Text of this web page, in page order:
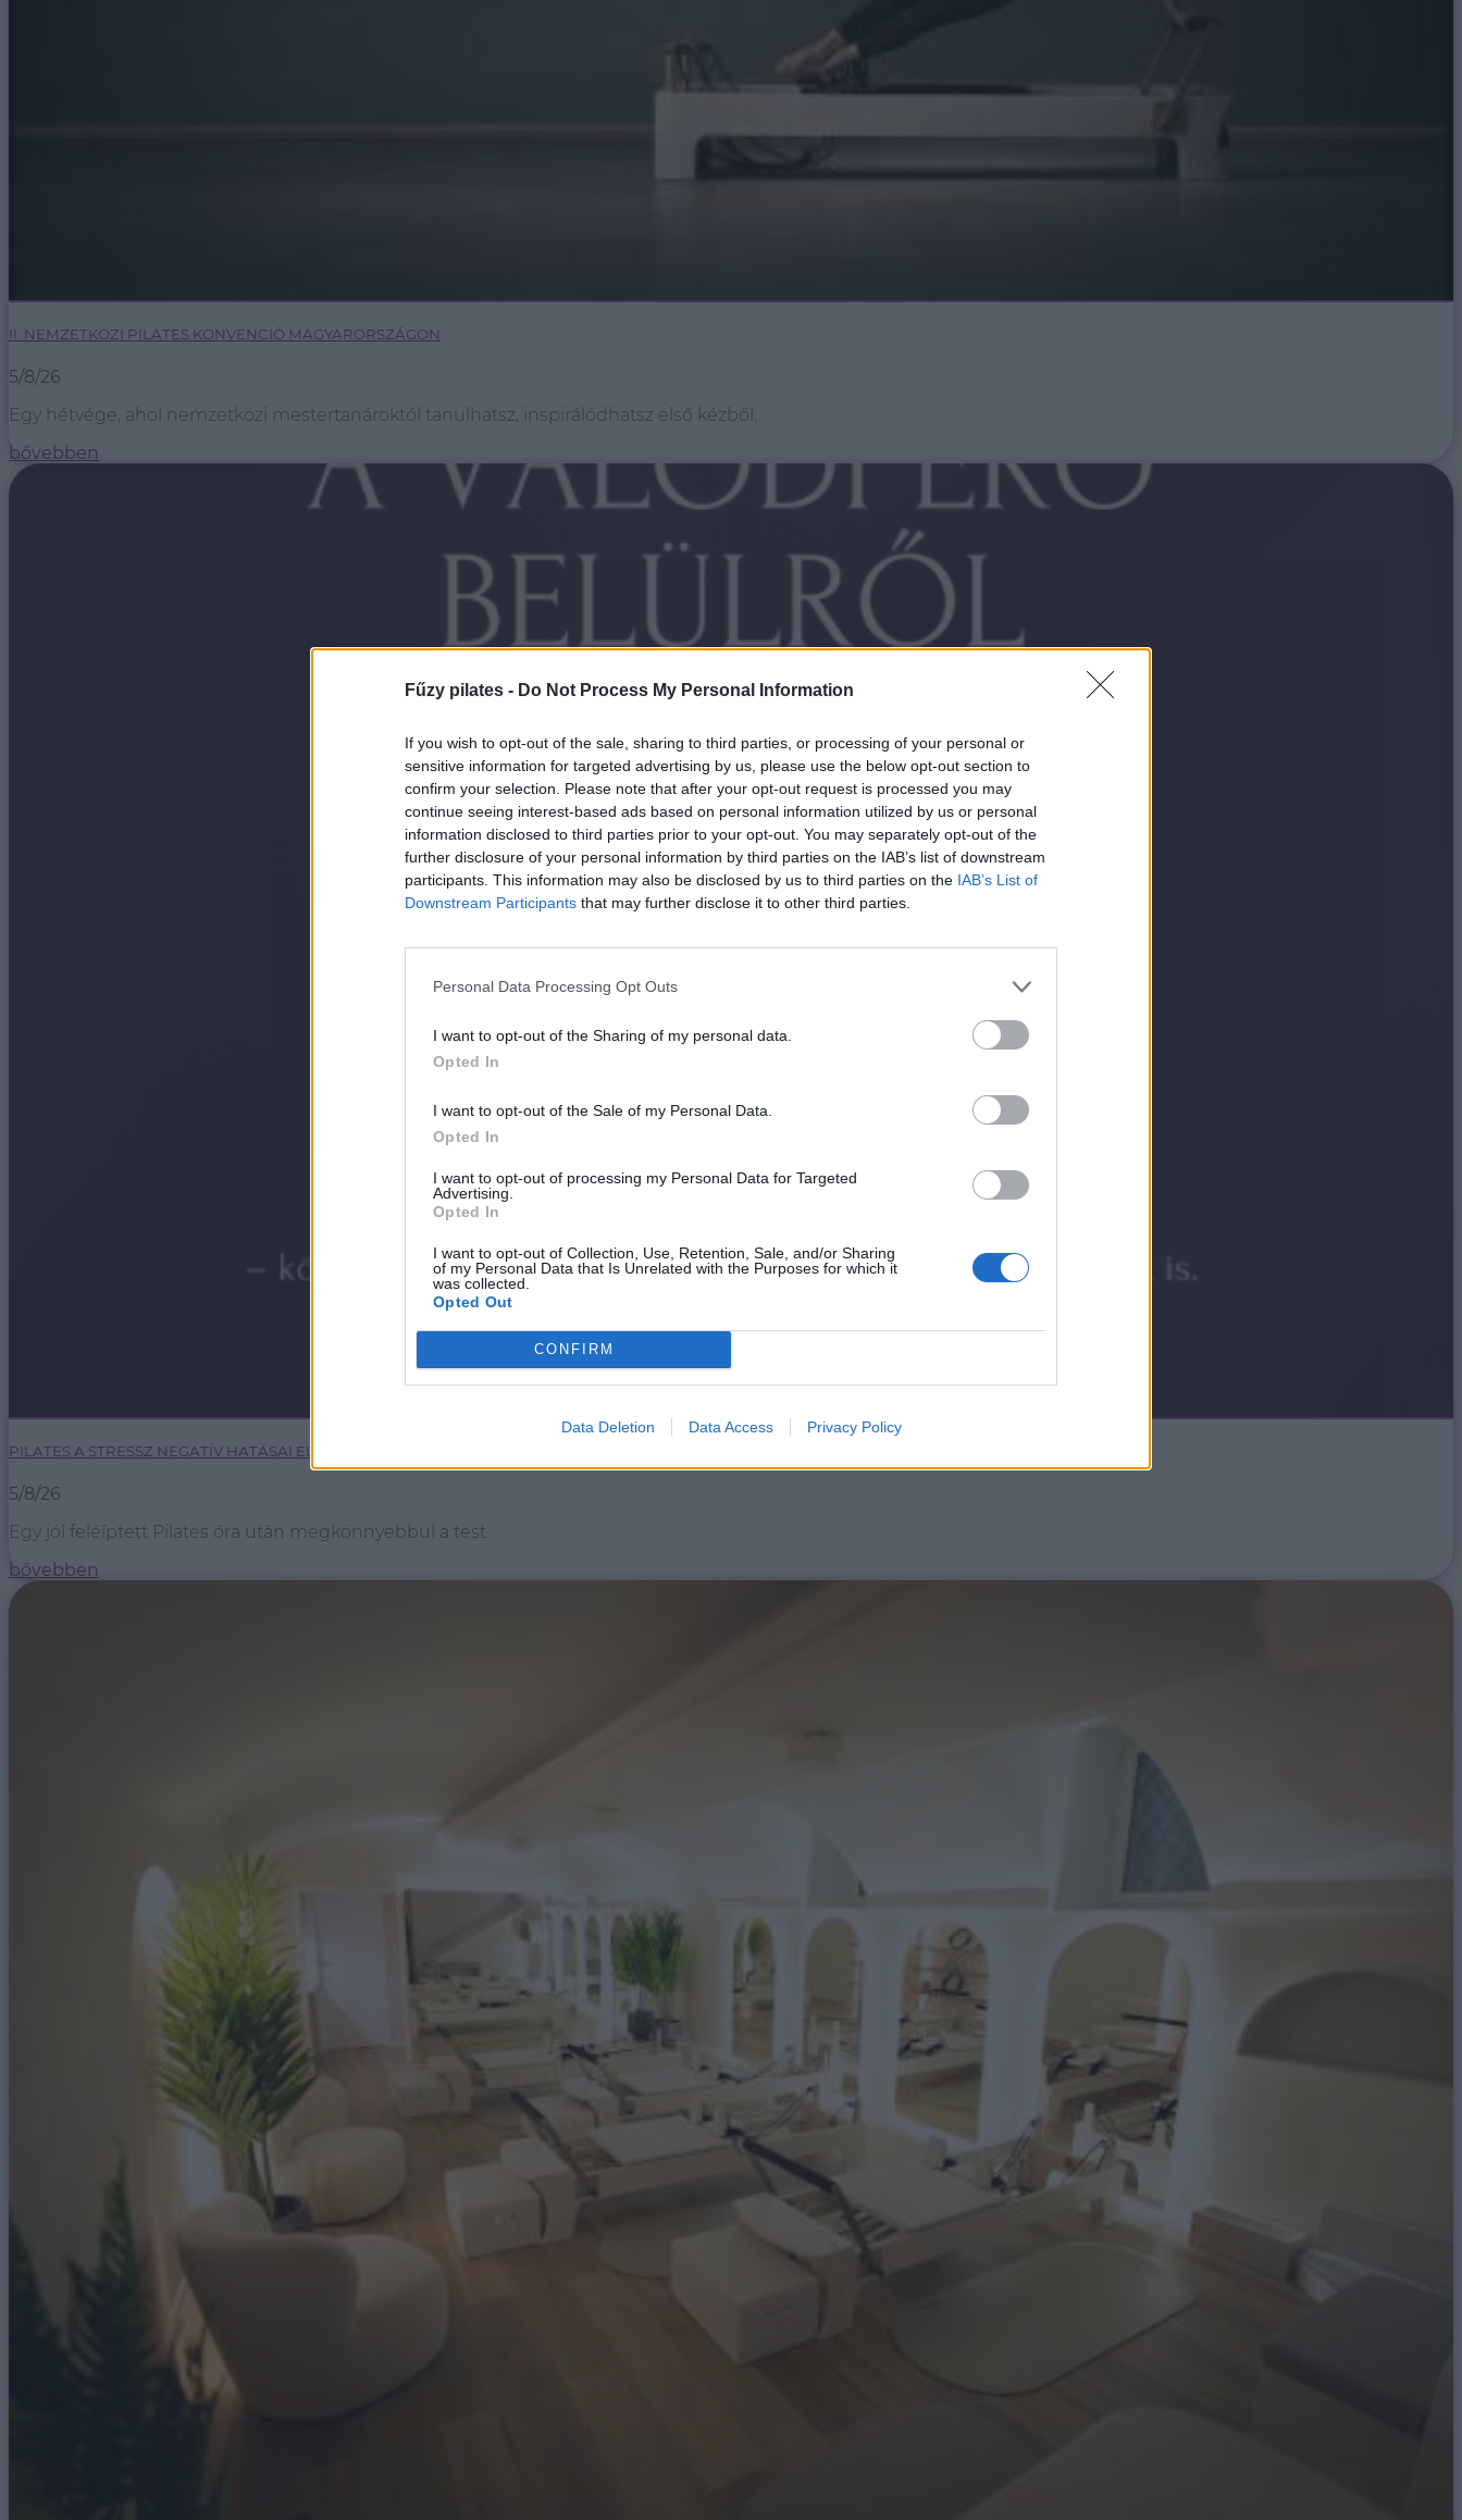
Fűzy pilates - Do Not Process My Personal Information
If you wish to opt-out of the sale, sharing to third parties, or processing of your personal or
sensitive information for targeted advertising by us, please use the below opt-out section to
confirm your selection. Please note that after your opt-out request is processed you may
continue seeing interest-based ads based on personal information utilized by us or personal
information disclosed to third parties prior to your opt-out. You may separately opt-out of the
further disclosure of your personal information by third parties on the IAB’s list of downstream
participants. This information may also be disclosed by us to third parties on the IAB’s List of
Downstream Participants that may further disclose it to other third parties.
Personal Data Processing Opt Outs
I want to opt-out of the Sharing of my personal data.
Opted In
I want to opt-out of the Sale of my Personal Data.
Opted In
I want to opt-out of processing my Personal Data for Targeted
Advertising.
Opted In
I want to opt-out of Collection, Use, Retention, Sale, and/or Sharing
of my Personal Data that Is Unrelated with the Purposes for which it
was collected.
Opted Out
CONFIRM
Data Deletion Data Access Privacy Policy
II. NEMZETKÖZI PILATES KONVENCIÓ MAGYARORSZÁGON
5/8/26
Egy hétvége, ahol nemzetközi mestertanároktól tanulhatsz, inspirálódhatsz első kézből.
bővebben
PILATES A STRESSZ NEGATÍV HATÁSAI ELLEN
5/8/26
Egy jól feléíptett Pilates óra után megkönnyebbül a test.
bővebben